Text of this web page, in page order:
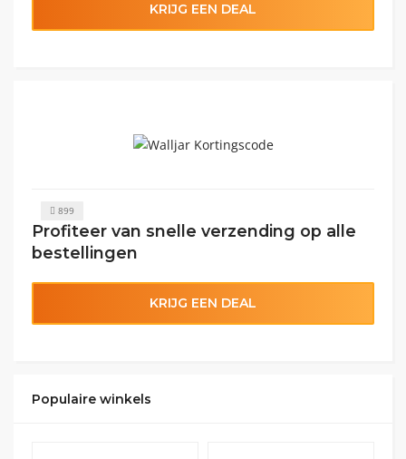
KRIJG EEN DEAL
899
Profiteer van snelle verzending op alle
bestellingen
KRIJG EEN DEAL
Populaire winkels